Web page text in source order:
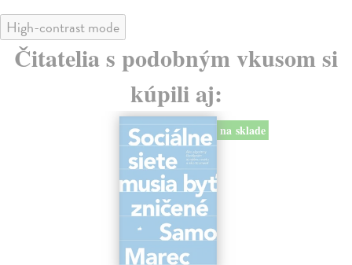
High-contrast mode
Čitatelia s podobným vkusom si
kúpili aj:
na sklade